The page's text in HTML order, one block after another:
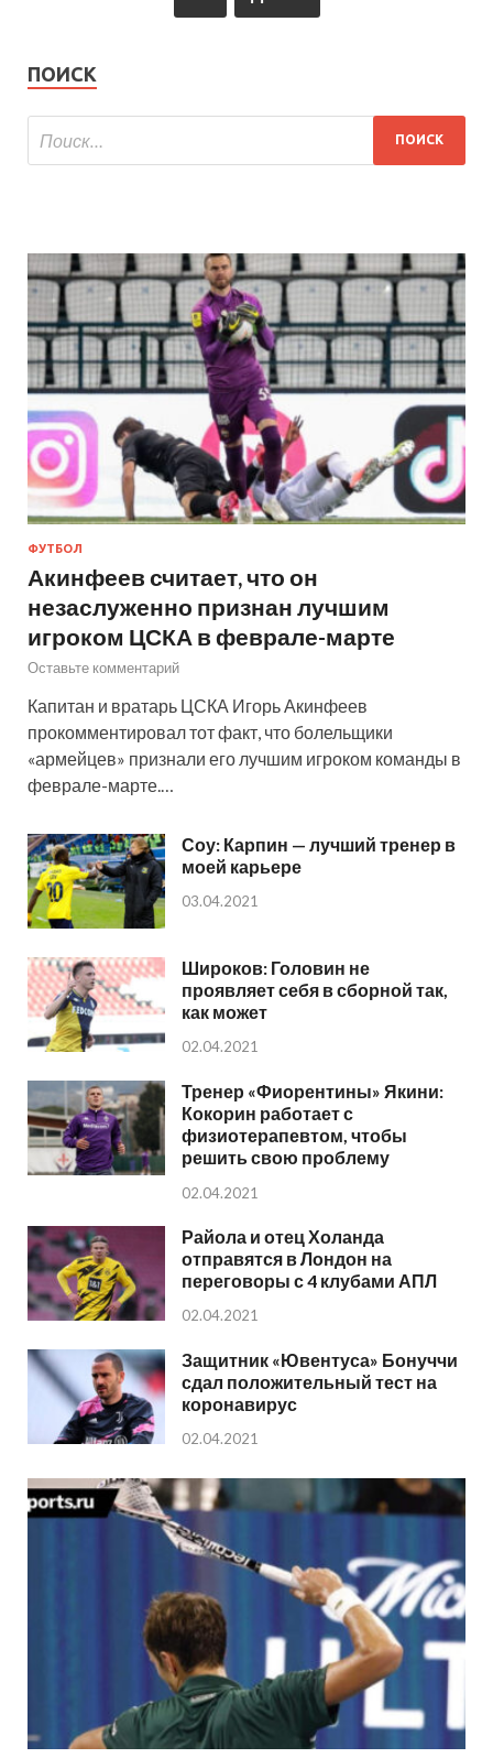
ПОИСК
ФУТБОЛ
Акинфеев считает, что он
незаслуженно признан лучшим
игроком ЦСКА в феврале-марте
Оставьте комментарий
Капитан и вратарь ЦСКА Игорь Акинфеев
прокомментировал тот факт, что болельщики
«армейцев» признали его лучшим игроком команды в
феврале-марте.…
Соу: Карпин — лучший тренер в
моей карьере
03.04.2021
Широков: Головин не
проявляет себя в сборной так,
как может
02.04.2021
Тренер «Фиорентины» Якини:
Кокорин работает с
физиотерапевтом, чтобы
решить свою проблему
02.04.2021
Райола и отец Холанда
отправятся в Лондон на
переговоры с 4 клубами АПЛ
02.04.2021
Защитник «Ювентуса» Бонуччи
сдал положительный тест на
коронавирус
02.04.2021